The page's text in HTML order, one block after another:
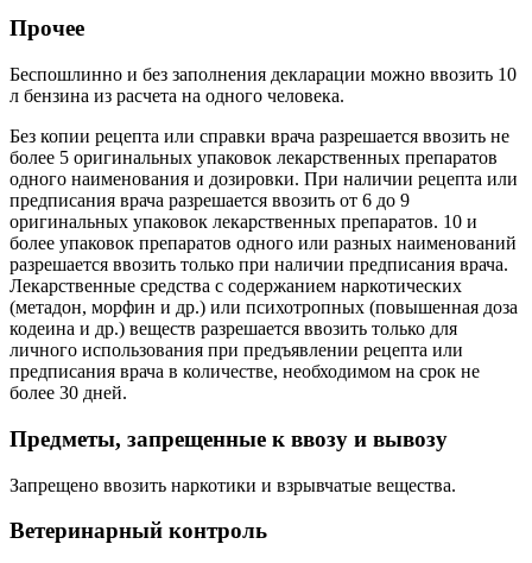
Прочее
Беспошлинно и без заполнения декларации можно ввозить 10
л бензина из расчета на одного человека.
Без копии рецепта или справки врача разрешается ввозить не
более 5 оригинальных упаковок лекарственных препаратов
одного наименования и дозировки. При наличии рецепта или
предписания врача разрешается ввозить от 6 до 9
оригинальных упаковок лекарственных препаратов. 10 и
более упаковок препаратов одного или разных наименований
разрешается ввозить только при наличии предписания врача.
Лекарственные средства с содержанием наркотических
(метадон, морфин и др.) или психотропных (повышенная доза
кодеина и др.) веществ разрешается ввозить только для
личного использования при предъявлении рецепта или
предписания врача в количестве, необходимом на срок не
более 30 дней.
Предметы, запрещенные к ввозу и вывозу
Запрещено ввозить наркотики и взрывчатые вещества.
Ветеринарный контроль